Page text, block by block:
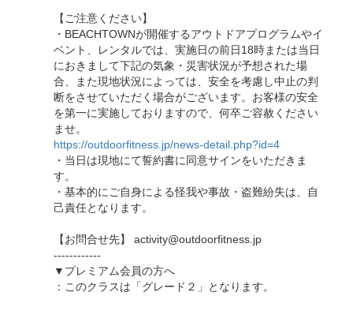
【ご注意ください】
・BEACHTOWNが開催するアウトドアプログラムやイ
ベント、レンタルでは、実施日の前日18時または当日
におきまして下記の気象・災害状況が予想された場
合、また現地状況によっては、安全を考慮し中止の判
断をさせていただく場合がございます。お客様の安全
を第一に実施しておりますので、何卒ご容赦ください
ませ。
https://outdoorfitness.jp/news-detail.php?id=4
・当日は現地にて誓約書に同意サインをいただきま
す。
・基本的にご自身による怪我や事故・盗難紛失は、自
己責任となります。
【お問合せ先】 activity@outdoorfitness.jp
------------
▼プレミアム会員の方へ
：このクラスは「グレード２」となります。